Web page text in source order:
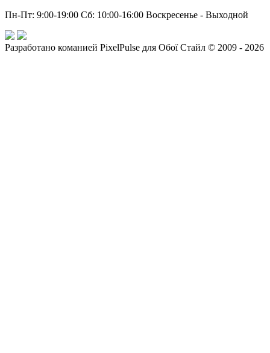
Пн-Пт: 9:00-19:00 Сб: 10:00-16:00 Воскресенье - Выходной
Разработано команией PixelPulse для Обої Стайл © 2009 - 2026